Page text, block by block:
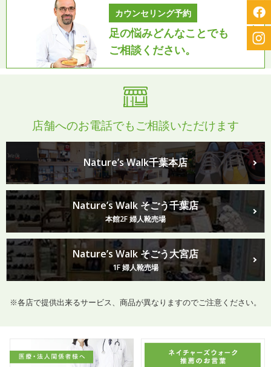
カウンセリング予約
足の悩みどんなことでも
ご相談ください。
店舗へのお電話でもご相談いただけます
Nature’s Walk千葉本店
Nature’s Walk そごう千葉店
本館2F 婦人靴売場
Nature’s Walk そごう大宮店
1F 婦人靴売場
※各店で提供出来るサービス、商品が異なりますのでご注意ください。